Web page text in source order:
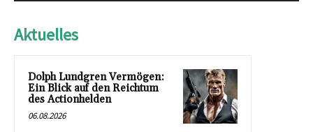
Aktuelles
Dolph Lundgren Vermögen:
Ein Blick auf den Reichtum
des Actionhelden
06.08.2026